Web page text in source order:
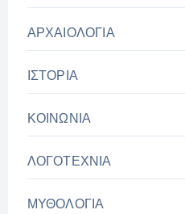
ΑΡΧΑΙΟΛΟΓΙΑ
ΙΣΤΟΡΙΑ
ΚΟΙΝΩΝΙΑ
ΛΟΓΟΤΕΧΝΙΑ
ΜΥΘΟΛΟΓΙΑ